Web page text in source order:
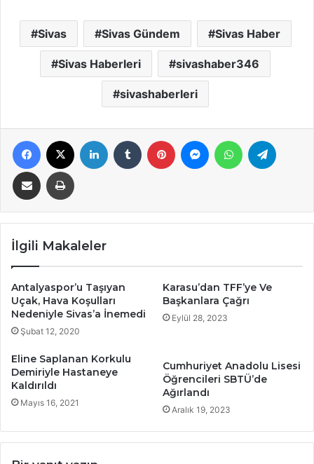
Sivas Sivas Gündem Sivas Haber
Sivas Haberleri sivashaber346
sivashaberleri
Facebook LinkedIn Tumblr Pinterest MessengerWhatsApp
E-Posta ile paylaş Yazdır
İlgili Makaleler
Antalyaspor’u Taşıyan
Uçak, Hava Koşulları
Nedeniyle Sivas’a İnemedi
Şubat 12, 2020
Karasu’dan TFF’ye Ve
Başkanlara Çağrı
Eylül 28, 2023
Eline Saplanan Korkulu
Demiriyle Hastaneye
Kaldırıldı
Mayıs 16, 2021
Cumhuriyet Anadolu Lisesi
Öğrencileri SBTÜ’de
Ağırlandı
Aralık 19, 2023